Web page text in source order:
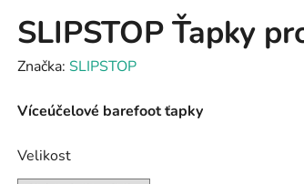
SLIPSTOP Ťapky
Značka: SLIPSTOP
Víceúčelové barefoot ťapky
Velikost